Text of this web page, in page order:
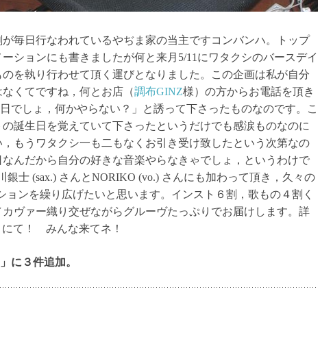
毎日行なわれているやぢま家の当主ですコンバンハ。トップ
ションにも書きましたが何と来月5/11にワタクシのバースデイ
を執り行わせて頂く運びとなりました。この企画は私が自分
くてですね，何とお店（調布GINZ様）の方からお電話を頂き
日でしょ，何かやらない？」と誘って下さったものなのです。こ
誕生日を覚えていて下さったというだけでも感涙ものなのに
もうワタクシ一も二もなくお引き受け致したという次第なの
んだから自分の好きな音楽やらなきゃでしょ，というわけで
銀士 (sax.) さんとNORIKO (vo.) さんにも加わって頂き，久々の
ョンを繰り広げたいと思います。インスト６割，歌もの４割く
ヴァー織り交ぜながらグルーヴたっぷりでお届けします。詳
にて！ みんな来てネ！
」に３件追加。